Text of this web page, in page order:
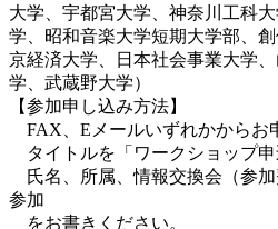
大学、宇都宮大学、神奈川工科
学、昭和音楽大学短期大学部、
京経済大学、日本社会事業大学
学、武蔵野大学）
【参加申し込み方法】
FAX、Eメールいずれかからお
タイトルを「ワークショップ申
氏名、所属、情報交換会（参加
参加
をお書きください。